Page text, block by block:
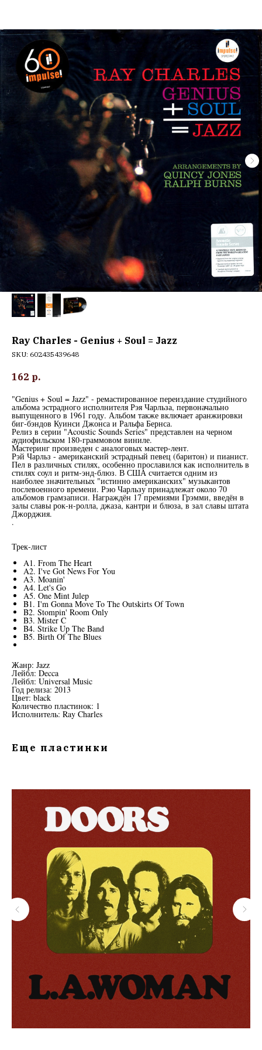
Ray Charles - Genius + Soul = Jazz
SKU: 602435439648
162 р.
"Genius + Soul = Jazz" - ремастированное переиздание студийного
альбома эстрадного исполнителя Рэя Чарльза, первоначально
выпущенного в 1961 году. Альбом также включает аранжировки
биг-бэндов Куинси Джонса и Ральфа Бернса.
Релиз в серии "Acoustic Sounds Series" представлен на черном
аудиофильском 180-граммовом виниле.
Мастеринг произведен с аналоговых мастер-лент.
Рэй Чарльз - американский эстрадный певец (баритон) и пианист.
Пел в различных стилях, особенно прославился как исполнитель в
стилях соул и ритм-энд-блюз. В США считается одним из
наиболее значительных "истинно американских" музыкантов
послевоенного времени. Рэю Чарльзу принадлежат около 70
альбомов грамзаписи. Награждён 17 премиями Грэмми, введён в
залы славы рок-н-ролла, джаза, кантри и блюза, в зал славы штата
Джорджия.
.
Трек-лист
A1. From The Heart
A2. I've Got News For You
A3. Moanin'
A4. Let's Go
A5. One Mint Julep
B1. I'm Gonna Move To The Outskirts Of Town
B2. Stompin' Room Only
B3. Mister C
B4. Strike Up The Band
B5. Birth Of The Blues
Жанр: Jazz
Лейбл: Decca
Лейбл: Universal Music
Год релиза: 2013
Цвет: black
Количество пластинок: 1
Исполнитель: Ray Charles
Еще пластинки